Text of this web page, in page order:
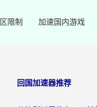
限制 加速国内游戏
回国加速器推荐